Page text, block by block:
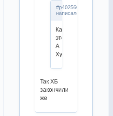
#p4025609,aleksey71
написал(а):
Как
это?
А
Худайбердиева?
Так ХБ
закончили
же